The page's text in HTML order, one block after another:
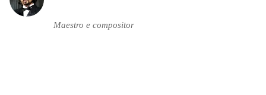
Maestro e compositor